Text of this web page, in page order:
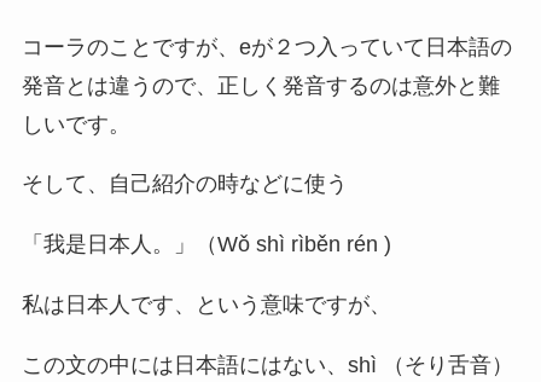
コーラのことですが、eが２つ入っていて日本語の
発音とは違うので、正しく発音するのは意外と難
しいです。
そして、自己紹介の時などに使う
「我是日本人。」（Wǒ shì rìběn rén )
私は日本人です、という意味ですが、
この文の中には日本語にはない、shì （そり舌音）